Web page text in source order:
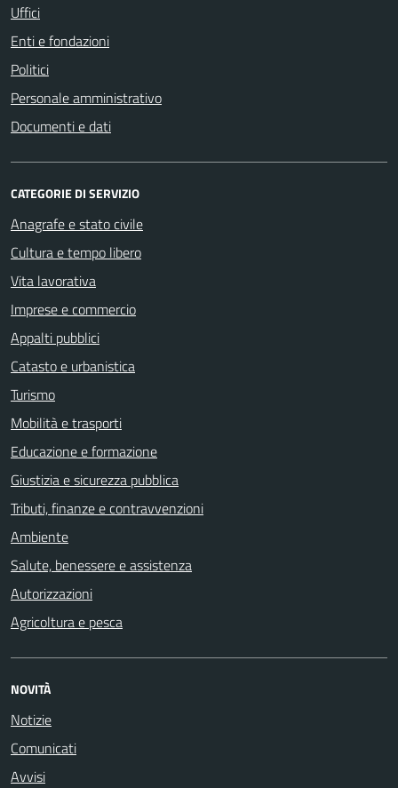
Uffici
Enti e fondazioni
Politici
Personale amministrativo
Documenti e dati
CATEGORIE DI SERVIZIO
Anagrafe e stato civile
Cultura e tempo libero
Vita lavorativa
Imprese e commercio
Appalti pubblici
Catasto e urbanistica
Turismo
Mobilità e trasporti
Educazione e formazione
Giustizia e sicurezza pubblica
Tributi, finanze e contravvenzioni
Ambiente
Salute, benessere e assistenza
Autorizzazioni
Agricoltura e pesca
NOVITÀ
Notizie
Comunicati
Avvisi